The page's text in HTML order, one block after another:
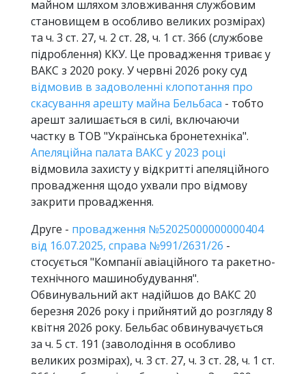
майном шляхом зловживання службовим
становищем в особливо великих розмірах)
та ч. 3 ст. 27, ч. 2 ст. 28, ч. 1 ст. 366 (службове
підроблення) ККУ. Це провадження триває у
ВАКС з 2020 року. У червні 2026 року суд
відмовив в задоволенні клопотання про
скасування арешту майна Бельбаса - тобто
арешт залишається в силі, включаючи
частку в ТОВ "Українська бронетехніка".
Апеляційна палата ВАКС у 2023 році
відмовила захисту у відкритті апеляційного
провадження щодо ухвали про відмову
закрити провадження.
Друге - провадження №52025000000000404
від 16.07.2025, справа №991/2631/26 -
стосується "Компанії авіаційного та ракетно-
технічного машинобудування".
Обвинувальний акт надійшов до ВАКС 20
березня 2026 року і прийнятий до розгляду 8
квітня 2026 року. Бельбас обвинувачується
за ч. 5 ст. 191 (заволодіння в особливо
великих розмірах), ч. 3 ст. 27, ч. 3 ст. 28, ч. 1 ст.